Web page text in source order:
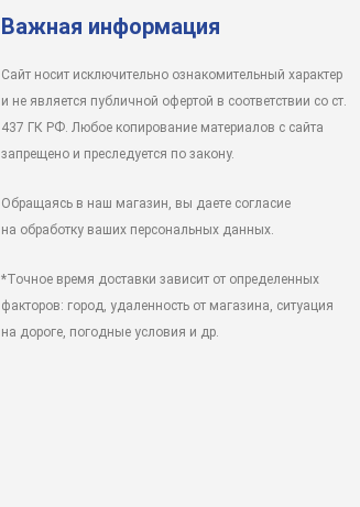
Важная информация
Сайт носит исключительно ознакомительный характер
и не является публичной офертой в соответствии со ст.
437 ГК РФ. Любое копирование материалов с сайта
запрещено и преследуется по закону.
Обращаясь в наш магазин, вы даете согласие
на обработку ваших персональных данных.
*Точное время доставки зависит от определенных
факторов: город, удаленность от магазина, ситуация
на дороге, погодные условия и др.